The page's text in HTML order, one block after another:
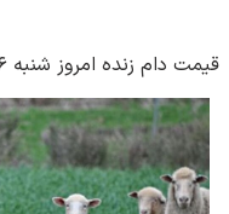
قیمت دام زنده امروز شنبه ۲۶ اردیبهشت ۱۴۰۵ اعلام شد.